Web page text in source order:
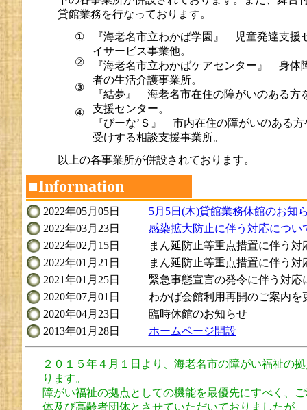
貸館業務を行なっております。
①
②
③
④
『海老名市立わかば学園』 児童発達支援
イサービス事業他。
『海老名市立わかばケアセンター』 身体
者の生活介護事業所。
『結夢』 海老名市在住の障がいのある方
支援センター。
『びーな’Ｓ』 市内在住の障がいのある
受けする相談支援事業所。
以上の各事業所が併設されております。
■Information
2022年05月05日
5月5日(木)貸館業務休館のお知
2022年03月23日
感染拡大防止に伴う対応につい
2022年02月15日
まん延防止等重点措置に伴う対
2022年01月21日
まん延防止等重点措置に伴う対
2021年01月25日
緊急事態宣言の発令に伴う対応
2020年07月01日
わかば会館利用再開のご案内を
2020年04月23日
臨時休館のお知らせ
2013年01月28日
ホームページ開設
２０１５年４月１日より、海老名市の障がい福祉の
ります。
障がい福祉の拠点としての機能を最優先にすべく、
体及び高齢者団体とさせていただいておりましたが